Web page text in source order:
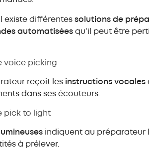
existe différentes solutions de
automatisées qu’il peut être
voice picking
reçoit les instructions vocales
dans ses écouteurs.
pick to light
lumineuses indiquent au préparateur
à prélever.